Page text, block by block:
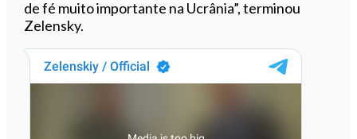
de fé muito importante na Ucrânia”, terminou
Zelensky.